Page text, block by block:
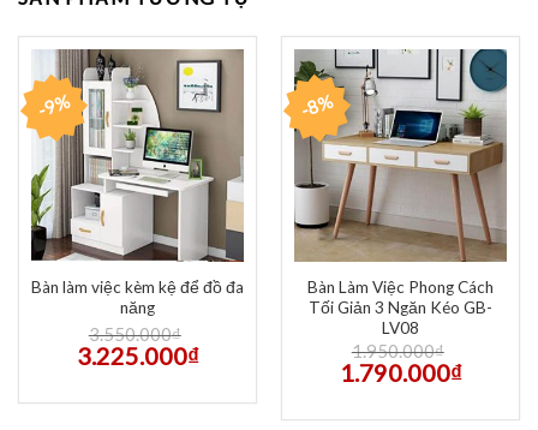
-9%
Bàn làm việc kèm kệ để đồ đa
năng
3.550.000₫
3.225.000₫
-8%
Bàn Làm Việc Phong Cách
Tối Giản 3 Ngăn Kéo GB-
LV08
1.950.000₫
1.790.000₫